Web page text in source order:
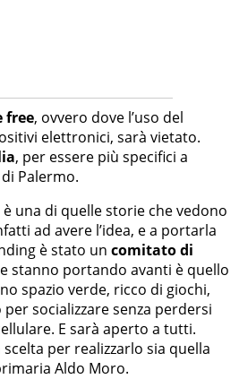
free, ovvero dove l’uso del
elettronici, sarà vietato.
, per essere più specifici a
Palermo.
una di quelle storie che vedono
ad avere l’idea, e a portarla
è stato un comitato di
stanno portando avanti è quello
spazio verde, ricco di giochi,
socializzare senza perdersi
E sarà aperto a tutti.
per realizzarlo sia quella
Aldo Moro.